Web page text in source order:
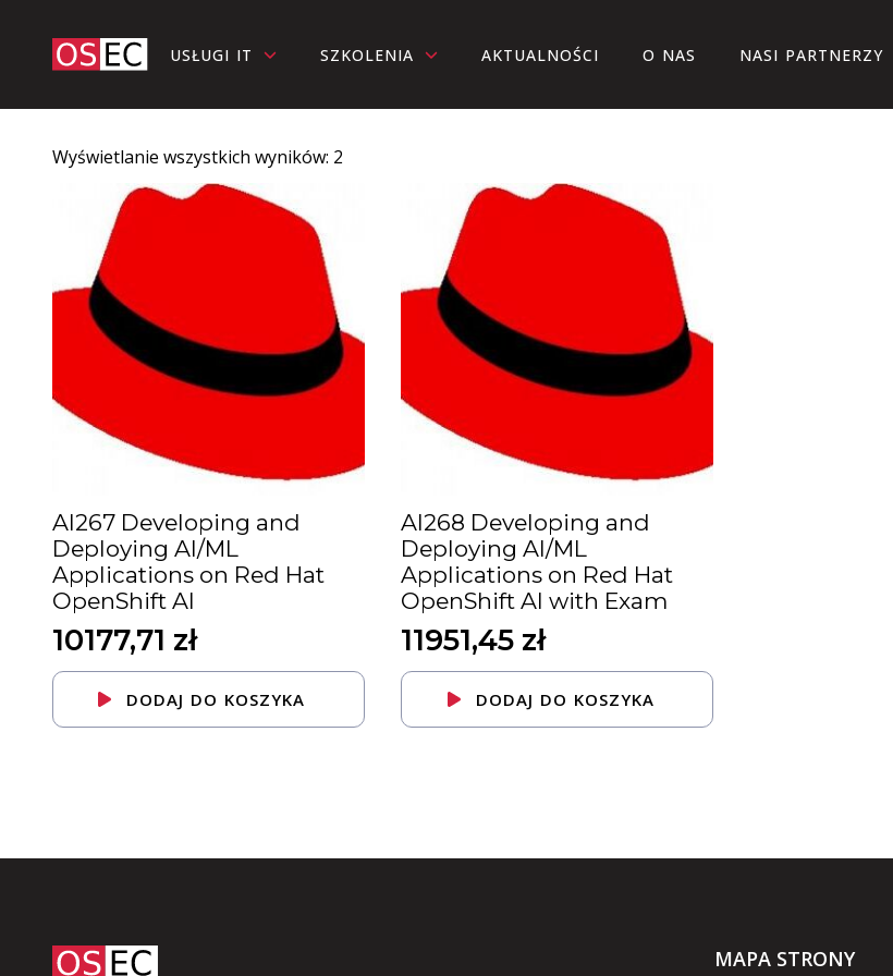
USŁUGI IT SZKOLENIA AKTUALNOŚCI O NAS NASI PARTNERZY
Wyświetlanie wszystkich wyników: 2
AI267 Developing and
Deploying AI/ML
Applications on Red Hat
OpenShift AI
10177,71 zł
DODAJ DO KOSZYKA
AI268 Developing and
Deploying AI/ML
Applications on Red Hat
OpenShift AI with Exam
11951,45 zł
DODAJ DO KOSZYKA
MAPA STRONY